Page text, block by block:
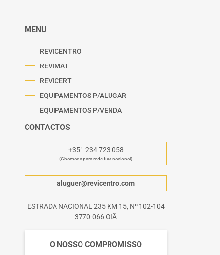
MENU
REVICENTRO
REVIMAT
REVICERT
EQUIPAMENTOS P/ALUGAR
EQUIPAMENTOS P/VENDA
CONTACTOS
+351 234 723 058
(Chamada para rede fixa nacional)
aluguer@revicentro.com
ESTRADA NACIONAL 235 KM 15, Nº 102-104
3770-066 OIÃ
O NOSSO COMPROMISSO